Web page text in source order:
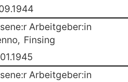
Arbeitgeber:in
Finsing
Arbeitgeber:in